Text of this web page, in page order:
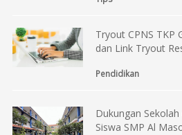
Tryout CPNS TKP
dan Link Tryout
Pendidikan
Dukungan
Siswa SMP Al